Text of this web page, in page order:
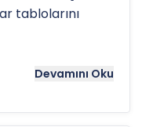
tablolarını
potansiyel
Hissenin
Devamını Oku